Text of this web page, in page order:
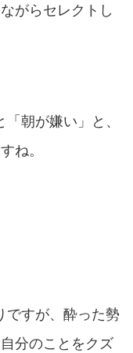
がらセレクトし
朝が嫌い」と、
ね。
すが、酔った勢
分のことをクズ